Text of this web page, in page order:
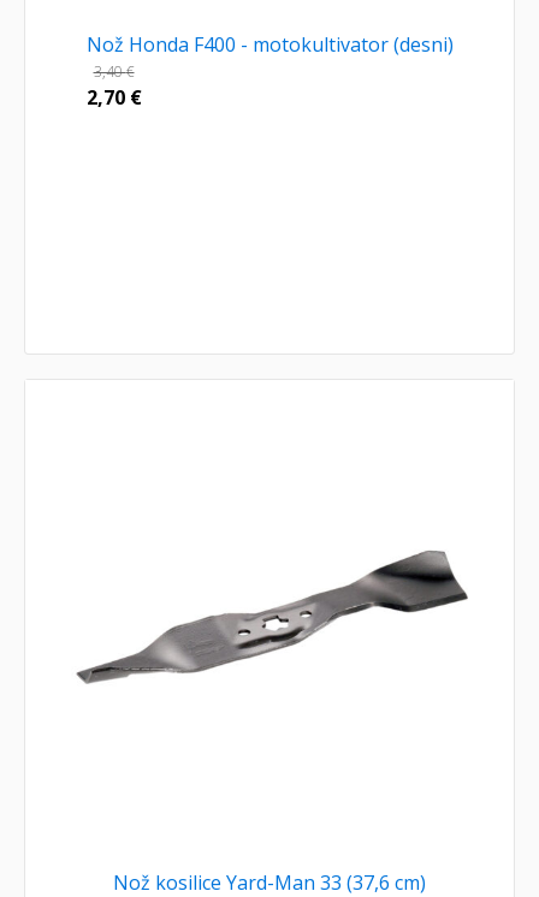
Nož Honda F400 - motokultivator (desni)
3,40€
2,70 €
Nož kosilice Yard-Man 33 (37,6 cm)